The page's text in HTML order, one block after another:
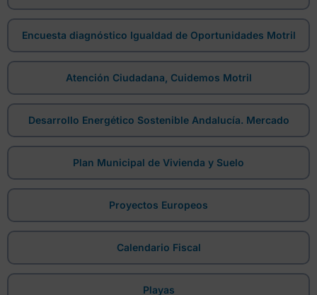
Encuesta diagnóstico Igualdad de Oportunidades Motril
Atención Ciudadana, Cuidemos Motril
Desarrollo Energético Sostenible Andalucía. Mercado
Plan Municipal de Vivienda y Suelo
Proyectos Europeos
Calendario Fiscal
Playas